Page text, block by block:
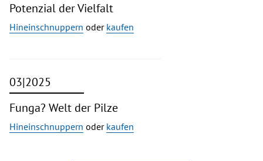
Potenzial der Vielfalt
Hineinschnuppern oder kaufen
03|2025
Funga? Welt der Pilze
Hineinschnuppern oder kaufen